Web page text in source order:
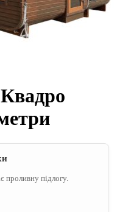
проливну підлогу.